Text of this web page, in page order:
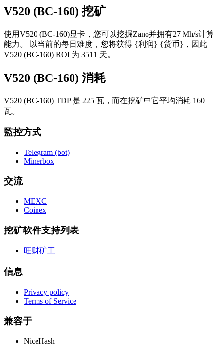
V520 (BC-160) 挖矿
使用V520 (BC-160)显卡，您可以挖掘Zano并拥有27 Mh/s计算
能力。 以当前的每日难度，您将获得 {利润} {货币}，因此
V520 (BC-160) ROI 为 3511 天。
V520 (BC-160) 消耗
V520 (BC-160) TDP 是 225 瓦，而在挖矿中它平均消耗 160
瓦。
監控方式
Telegram (bot)
Minerbox
交流
MEXC
Coinex
挖矿软件支持列表
旺财矿工
信息
Privacy policy
Terms of Service
兼容于
NiceHash